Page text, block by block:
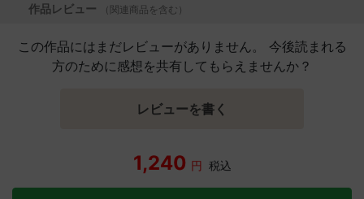
作品レビュー （関連商品を含む）
この作品にはまだレビューがありません。 今後読まれる
方のために感想を共有してもらえませんか？
レビューを書く
1,240 円 税込